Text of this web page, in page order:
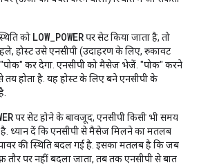
को LOW_POWERपर सेट किया जाता है, तो
होस्ट उसे एनसीपी (उदाहरण के लिए, रुकावट
"पोक" कर देगा. एनसीपी को मैसेज भेजें. "पोक" करने
तय होता है. यह होस्ट के लिए बने एनसीपी के
पर सेट होने के बावजूद, एनसीपी किसी भी समय
ध्यान दें कि एनसीपी से मैसेज मिलने का मतलब
की स्थिति बदल गई है. इसका मतलब है कि जब
तौर पर नहीं बदला जाता, तब तक एनसीपी से बात